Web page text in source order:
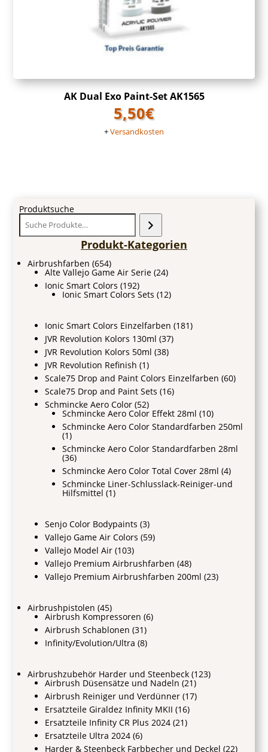
AK Dual Exo Paint-Set AK1565
5,50€
+Versandkosten
Produktsuche
Produkt-Kategorien
Airbrushfarben (654)
Alte Vallejo Game Air Serie (24)
Ionic Smart Colors (192)
Ionic Smart Colors Sets (12)
Ionic Smart Colors Einzelfarben (181)
JVR Revolution Kolors 130ml (37)
JVR Revolution Kolors 50ml (38)
JVR Revolution Refinish (1)
Scale75 Drop and Paint Colors Einzelfarben (60)
Scale75 Drop and Paint Sets (16)
Schmincke Aero Color (52)
Schmincke Aero Color Effekt 28ml (10)
Schmincke Aero Color Standardfarben 250ml
(1)
Schmincke Aero Color Standardfarben 28ml
(36)
Schmincke Aero Color Total Cover 28ml (4)
Schmincke Liner-Schlusslack-Reiniger-und
Hilfsmittel (1)
Senjo Color Bodypaints (3)
Vallejo Game Air Colors (59)
Vallejo Model Air (103)
Vallejo Premium Airbrushfarben (48)
Vallejo Premium Airbrushfarben 200ml (23)
Airbrushpistolen (45)
Airbrush Kompressoren (6)
Airbrush Schablonen (31)
Infinity/Evolution/Ultra (8)
Airbrushzubehör Harder und Steenbeck (123)
Airbrush Düsensätze und Nadeln (21)
Airbrush Reiniger und Verdünner (17)
Ersatzteile Giraldez Infinity MKII (16)
Ersatzteile Infinity CR Plus 2024 (21)
Ersatzteile Ultra 2024 (6)
Harder & Steenbeck Farbbecher und Deckel (22)